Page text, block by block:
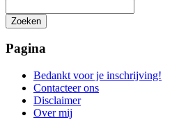
Zoeken
zoeken
Pagina
Bedankt voor je inschrijving!
Contacteer ons
Disclaimer
Over mij